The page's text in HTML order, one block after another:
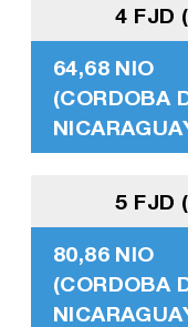
4 FJD
64,68 NIO
(CORDOBA
5 FJD
80,86 NIO
(CORDOBA